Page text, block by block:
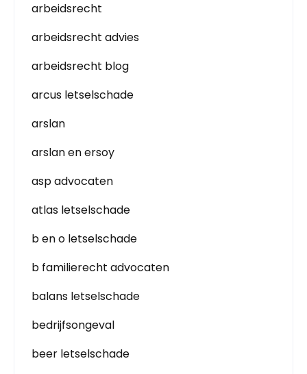
arbeidsrecht
arbeidsrecht advies
arbeidsrecht blog
arcus letselschade
arslan
arslan en ersoy
asp advocaten
atlas letselschade
b en o letselschade
b familierecht advocaten
balans letselschade
bedrijfsongeval
beer letselschade